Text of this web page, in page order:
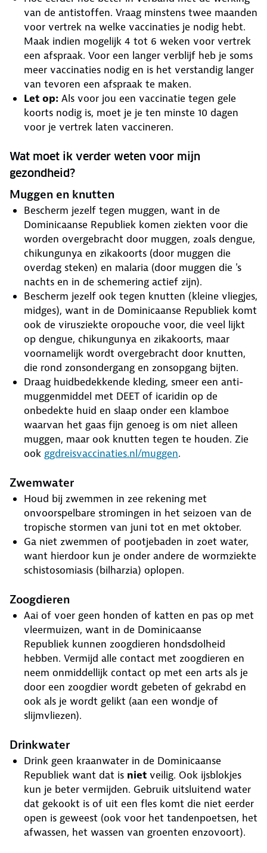
van de antistoffen. Vraag minstens twee maanden
voor vertrek na welke vaccinaties je nodig hebt.
Maak indien mogelijk 4 tot 6 weken voor vertrek
een afspraak. Voor een langer verblijf heb je soms
meer vaccinaties nodig en is het verstandig langer
van tevoren een afspraak te maken.
Let op: Als voor jou een vaccinatie tegen gele
koorts nodig is, moet je je ten minste 10 dagen
voor je vertrek laten vaccineren.
Wat moet ik verder weten voor mijn
gezondheid?
Muggen en knutten
Bescherm jezelf tegen muggen, want in de
Dominicaanse Republiek komen ziekten voor die
worden overgebracht door muggen, zoals dengue,
chikungunya en zikakoorts (door muggen die
overdag steken) en malaria (door muggen die 's
nachts en in de schemering actief zijn).
Bescherm jezelf ook tegen knutten (kleine vliegjes,
midges), want in de Dominicaanse Republiek komt
ook de virusziekte oropouche voor, die veel lijkt
op dengue, chikungunya en zikakoorts, maar
voornamelijk wordt overgebracht door knutten,
die rond zonsondergang en zonsopgang bijten.
Draag huidbedekkende kleding, smeer een anti-
muggenmiddel met DEET of icaridin op de
onbedekte huid en slaap onder een klamboe
waarvan het gaas fijn genoeg is om niet alleen
muggen, maar ook knutten tegen te houden. Zie
ook ggdreisvaccinaties.nl/muggen.
Zwemwater
Houd bij zwemmen in zee rekening met
onvoorspelbare stromingen in het seizoen van de
tropische stormen van juni tot en met oktober.
Ga niet zwemmen of pootjebaden in zoet water,
want hierdoor kun je onder andere de wormziekte
schistosomiasis (bilharzia) oplopen.
Zoogdieren
Aai of voer geen honden of katten en pas op met
vleermuizen, want in de Dominicaanse
Republiek kunnen zoogdieren hondsdolheid
hebben. Vermijd alle contact met zoogdieren en
neem onmiddellijk contact op met een arts als je
door een zoogdier wordt gebeten of gekrabd en
ook als je wordt gelikt (aan een wondje of
slijmvliezen).
Drinkwater
Drink geen kraanwater in de Dominicaanse
Republiek want dat is niet veilig. Ook ijsblokjes
kun je beter vermijden. Gebruik uitsluitend water
dat gekookt is of uit een fles komt die niet eerder
open is geweest (ook voor het tandenpoetsen, het
afwassen, het wassen van groenten enzovoort).